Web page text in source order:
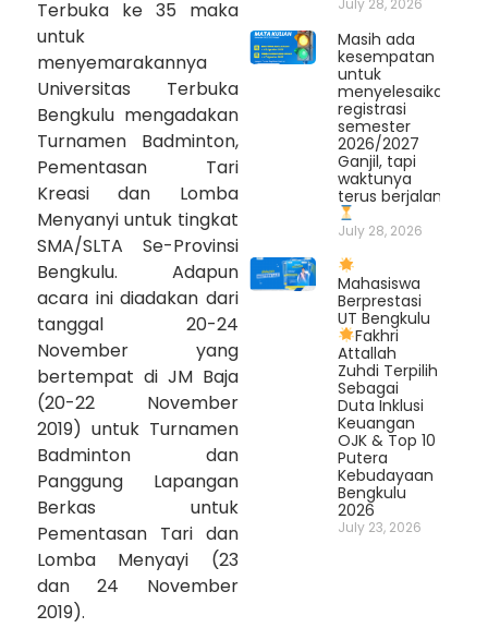
Terbuka ke 35 maka
untuk
menyemarakannya
Universitas Terbuka
Bengkulu mengadakan
Turnamen Badminton,
Pementasan Tari
Kreasi dan Lomba
Menyanyi untuk tingkat
SMA/SLTA Se-Provinsi
Bengkulu. Adapun
acara ini diadakan dari
tanggal 20-24
November yang
bertempat di JM Baja
(20-22 November
2019) untuk Turnamen
Badminton dan
Panggung Lapangan
Berkas untuk
Pementasan Tari dan
Lomba Menyayi (23
dan 24 November
2019).
July 28, 2026
Masih ada
kesempatan
untuk
menyelesaikan
registrasi
semester
2026/2027
Ganjil, tapi
waktunya
terus berjalan.
July 28, 2026
Mahasiswa
Berprestasi
UT Bengkulu
Fakhri
Attallah
Zuhdi Terpilih
Sebagai
Duta Inklusi
Keuangan
OJK & Top 10
Putera
Kebudayaan
Bengkulu
2026
July 23, 2026